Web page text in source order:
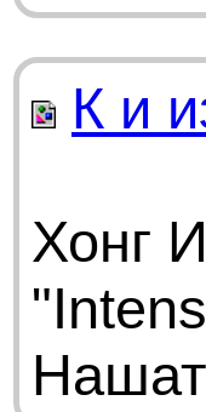
К и
Хонг